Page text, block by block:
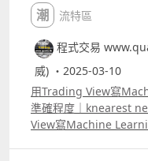
潮流特區
程式交易
威) ・2025-03-10
用Trading View寫
準確程度｜knearest
View寫Machine